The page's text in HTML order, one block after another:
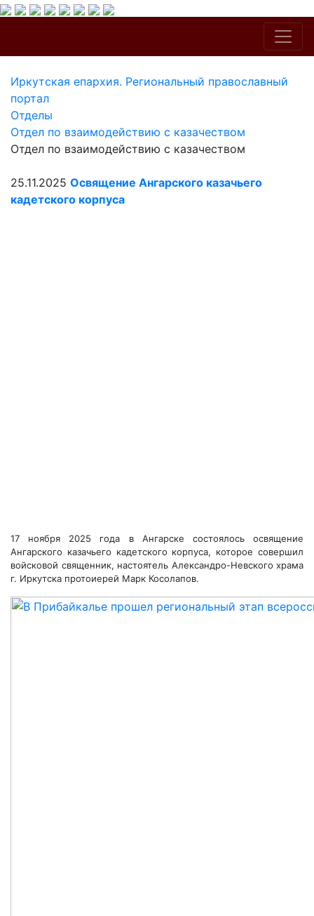
Иркутская епархия. Региональный православный
портал
Отделы
Отдел по взаимодействию с казачеством
Отдел по взаимодействию с казачеством
25.11.2025 Освящение Ангарского казачьего
кадетского корпуса
17 ноября 2025 года в Ангарске состоялось освящение
Ангарского казачьего кадетского корпуса, которое совершил
войсковой священник, настоятель Александро-Невского храма
г. Иркутска протоиерей Марк Косолапов.